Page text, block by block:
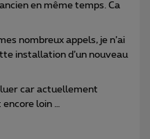
en même temps. Ca
nombreux appels, je n’ai
installation d’un nouveau
car actuellement
encore loin …